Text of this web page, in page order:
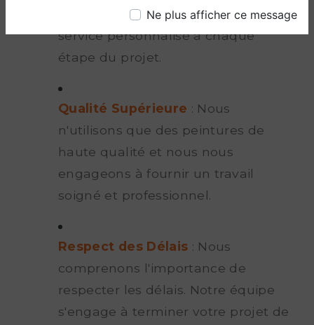
Ne plus afficher ce message
nous efforçons de vous fournir un
service personnalisé à chaque
étape du projet.
Qualité Supérieure : Nous
n'utilisons que des peintures de
haute qualité et nous nous
engageons à fournir un travail
soigné et professionnel.
Respect des Délais : Nous
comprenons l'importance de
respecter les délais. Notre équipe
s'engage à terminer votre projet de